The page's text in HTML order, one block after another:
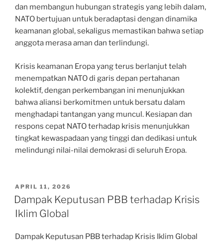
dan membangun hubungan strategis yang lebih dalam,
NATO bertujuan untuk beradaptasi dengan dinamika
keamanan global, sekaligus memastikan bahwa setiap
anggota merasa aman dan terlindungi.
Krisis keamanan Eropa yang terus berlanjut telah
menempatkan NATO di garis depan pertahanan
kolektif, dengan perkembangan ini menunjukkan
bahwa aliansi berkomitmen untuk bersatu dalam
menghadapi tantangan yang muncul. Kesiapan dan
respons cepat NATO terhadap krisis menunjukkan
tingkat kewaspadaan yang tinggi dan dedikasi untuk
melindungi nilai-nilai demokrasi di seluruh Eropa.
POSTED
ON
APRIL 11, 2026
Dampak Keputusan PBB terhadap Krisis
Iklim Global
Dampak Keputusan PBB terhadap Krisis Iklim Global